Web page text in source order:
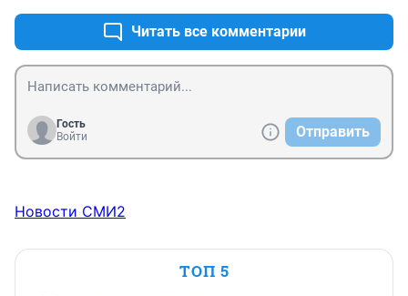
Читать все комментарии
Гость
Войти
Отправить
Новости СМИ2
ТОП 5